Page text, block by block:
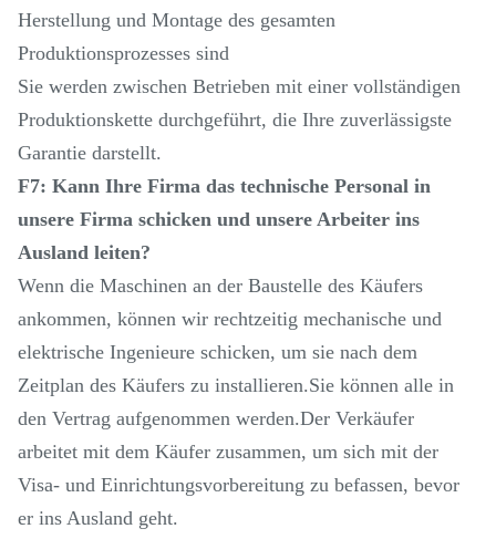
Herstellung und Montage des gesamten
Produktionsprozesses sind
Sie werden zwischen Betrieben mit einer vollständigen
Produktionskette durchgeführt, die Ihre zuverlässigste
Garantie darstellt.
F7: Kann Ihre Firma das technische Personal in
unsere Firma schicken und unsere Arbeiter ins
Ausland leiten?
Wenn die Maschinen an der Baustelle des Käufers
ankommen, können wir rechtzeitig mechanische und
elektrische Ingenieure schicken, um sie nach dem
Zeitplan des Käufers zu installieren.Sie können alle in
den Vertrag aufgenommen werden.Der Verkäufer
arbeitet mit dem Käufer zusammen, um sich mit der
Visa- und Einrichtungsvorbereitung zu befassen, bevor
er ins Ausland geht.